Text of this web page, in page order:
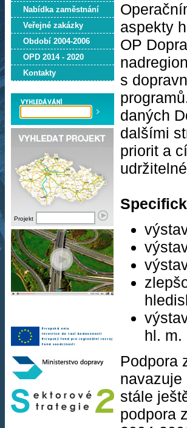
Nabídka zaměstnání
Veřejné zakázky
Období 2004-2006
OPD 2014 - 2020
Kontakty
Projekt
aspekty
OP
s
daných
dalšími
priorit a
hl. m.
Podpora
navazuje
stále
podpora